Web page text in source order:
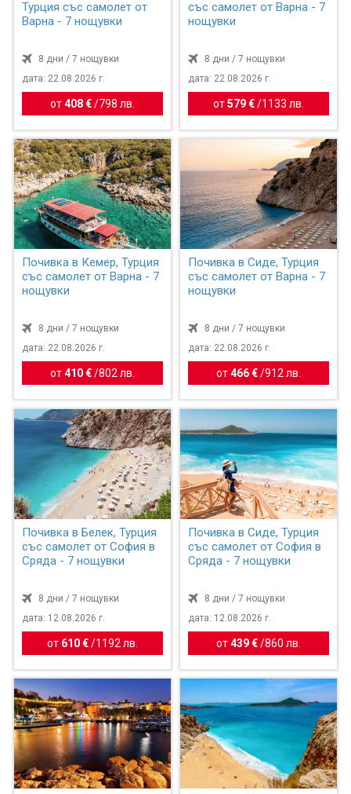
Турция със самолет от
Варна - 7 нощувки
8 дни / 7 нощувки
дата: 22.08.2026 г.
от408 € / 798 лв.
със самолет от Варна - 7
нощувки
8 дни / 7 нощувки
дата: 22.08.2026 г.
от579 €/ 1133 лв.
Почивка в Кемер, Турция
със самолет от Варна - 7
нощувки
8 дни / 7 нощувки
дата: 22.08.2026 г.
от410 € /802 лв.
Почивка в Сиде, Турция
със самолет от Варна - 7
нощувки
8 дни / 7 нощувки
дата: 22.08.2026 г.
от466 €/912 лв.
Почивка в Белек, Турция
със самолет от София в
Сряда - 7 нощувки
8 дни / 7 нощувки
дата: 12.08.2026 г.
от 610 € / 1192 лв.
Почивка в Сиде, Турция
със самолет от София в
Сряда - 7 нощувки
8 дни / 7 нощувки
дата: 12.08.2026 г.
от439 €/860 лв.